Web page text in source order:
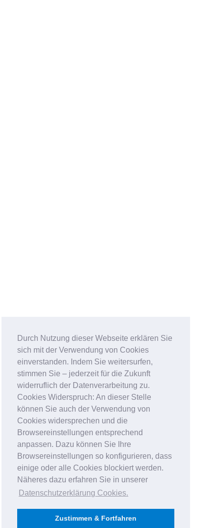
Durch Nutzung dieser Webseite erklären Sie
sich mit der Verwendung von Cookies
einverstanden. Indem Sie weitersurfen,
stimmen Sie – jederzeit für die Zukunft
widerruflich der Datenverarbeitung zu.
Cookies Widerspruch: An dieser Stelle
können Sie auch der Verwendung von
Cookies widersprechen und die
Browsereinstellungen entsprechend
anpassen. Dazu können Sie Ihre
Browsereinstellungen so konfigurieren, dass
einige oder alle Cookies blockiert werden.
Näheres dazu erfahren Sie in unserer
Datenschutzerklärung Cookies.
Zustimmen & Fortfahren